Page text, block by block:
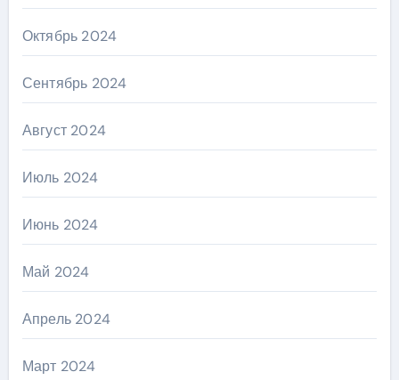
Октябрь 2024
Сентябрь 2024
Август 2024
Июль 2024
Июнь 2024
Май 2024
Апрель 2024
Март 2024